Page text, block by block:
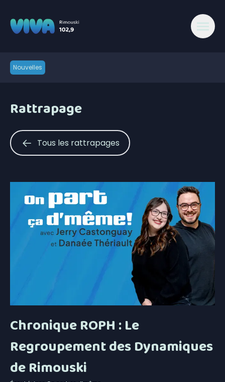
Nouvelles
Rattrapage
Tous les rattrapages
Chronique ROPH : Le
Regroupement des Dynamiques
de Rimouski